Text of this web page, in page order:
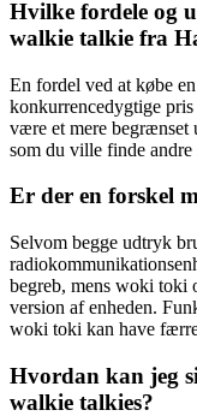
Hvilke fordele og
walkie talkie fra
En fordel ved at købe
konkurrencedygtige
være et mere begrænset
som du ville finde andre
Er der en forskel
Selvom begge udtryk
begreb, mens woki toki
version af enheden.
woki toki kan have
Hvordan kan jeg
walkie talkies?